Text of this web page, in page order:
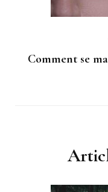
Comment se